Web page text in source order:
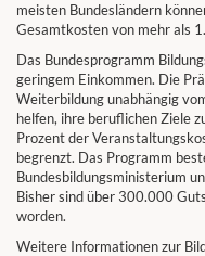
meisten Bundesländern
Gesamtkosten von mehr als
Das Bundesprogramm
geringem Einkommen. Die
Weiterbildung unabhängig
helfen, ihre beruflichen Ziele
Prozent der
begrenzt. Das Programm
Bundesbildungsministerium
Bisher sind über 300.000
worden.
Weitere Informationen zur